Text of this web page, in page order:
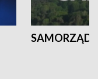
SAMORZĄD